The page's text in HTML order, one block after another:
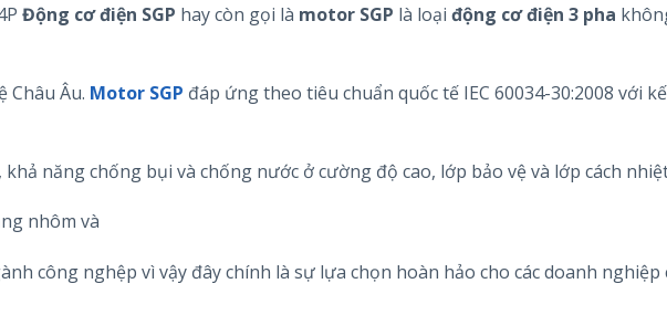
Động cơ điện SGP hay còn gọi là motor SGP là loại động cơ điện 3 pha
Châu Âu. Motor SGP đáp ứng theo tiêu chuẩn quốc tế IEC 60034-30:2008 với
năng chống bụi và chống nước ở cường độ cao, lớp bảo vệ và lớp cách
nhôm và
công nghệp vì vậy đây chính là sự lựa chọn hoàn hảo cho các doanh nghiệp